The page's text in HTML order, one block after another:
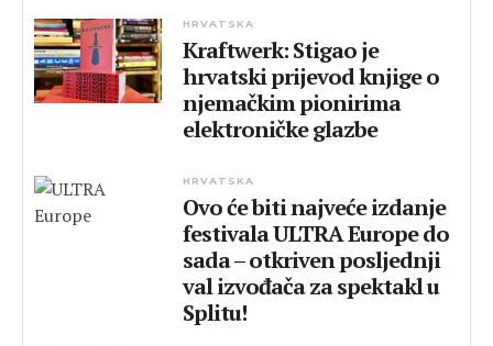
HRVATSKA
Kraftwerk: Stigao je
hrvatski prijevod knjige o
njemačkim pionirima
elektroničke glazbe
HRVATSKA
Ovo će biti najveće izdanje
festivala ULTRA Europe do
sada – otkriven posljednji
val izvođača za spektakl u
Splitu!